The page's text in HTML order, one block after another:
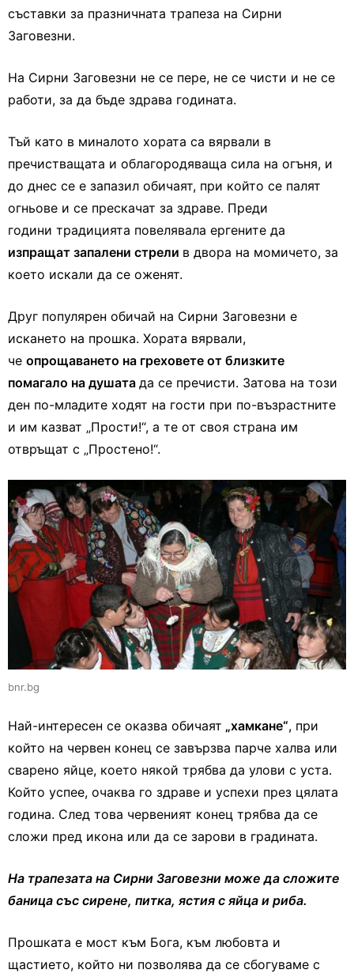
съставки за празничната трапеза на Сирни
Заговезни.
На Сирни Заговезни не се пере, не се чисти и не се
работи, за да бъде здрава годината.
Тъй като в миналото хората са вярвали в
пречистващата и облагородяваща сила на огъня, и
до днес се е запазил обичаят, при който се палят
огньове и се прескачат за здраве. Преди
години традицията повелявала ергените да
изпращат запалени стрели в двора на момичето, за
което искали да се оженят.
Друг популярен обичай на Сирни Заговезни е
искането на прошка. Хората вярвали,
че опрощаването на греховете от близките
помагало на душата да се пречисти. Затова на този
ден по-младите ходят на гости при по-възрастните
и им казват „Прости!“, а те от своя страна им
отвръщат с „Простено!“.
bnr.bg
Най-интересен се оказва обичаят „хамкане“, при
който на червен конец се завързва парче халва или
сварено яйце, което някой трябва да улови с уста.
Който успее, очаква го здраве и успехи през цялата
година. След това червеният конец трябва да се
сложи пред икона или да се зарови в градината.
На трапезата на Сирни Заговезни може да сложите
баница със сирене, питка, ястия с яйца и риба.
Прошката е мост към Бога, към любовта и
щастието, който ни позволява да се сбогуваме с